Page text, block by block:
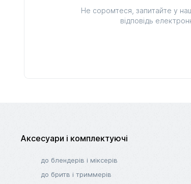
Не соромтеся, запитайте у
відповідь
Аксесуари і комплектуючі
до блендерів і міксерів
до бритв і триммерів